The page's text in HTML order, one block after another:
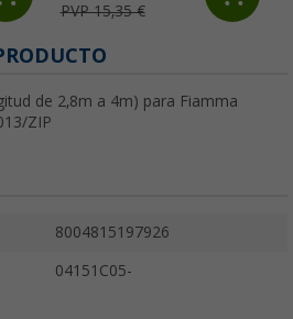
PVP 15,35 €
de 2,8m a 4m) para Fiamma
ZIP
8004815197926
04151C05-